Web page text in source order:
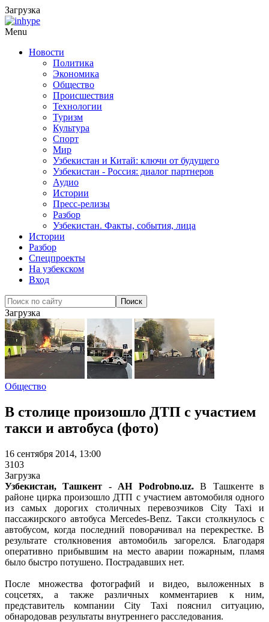
Загрузка
Menu
Новости
Политика
Экономика
Общество
Происшествия
Технологии
Туризм
Культура
Спорт
Мир
Узбекистан и Китай: ключи от будущего
Узбекистан - Россия: диалог партнеров
Аудио
Истории
Пресс-релизы
Разбор
Узбекистан. Факты, события, лица
Истории
Разбор
Спецпроекты
На узбекском
Вход
Загрузка
Общество
В столице произошло ДТП с участием
такси и автобуса (фото)
16 сентября 2014, 13:00
3103
Загрузка
Узбекистан, Ташкент - АН Podrobno.uz.В Ташкенте в
районе цирка произошло ДТП с участием автомобиля одного
из самых дорогих столичных перевозчиков City Taxi и
пассажирского автобуса Mercedes-Benz. Такси столкнулось с
автобусом, когда последний поворачивал на перекрестке. В
результате столкновения автомобиль загорелся. Благодаря
оперативно прибывшим на место аварии пожарным, пламя
было быстро потушено. Пострадавших нет.
После множества фотографий и видео, выложенных в
соцсетях, а также различных комментариев к ним,
представитель компании City Taxi пояснил ситуацию,
обнародовав результаты внутреннего расследования.